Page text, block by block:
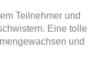
Teilnehmer und
Eine tolle
und